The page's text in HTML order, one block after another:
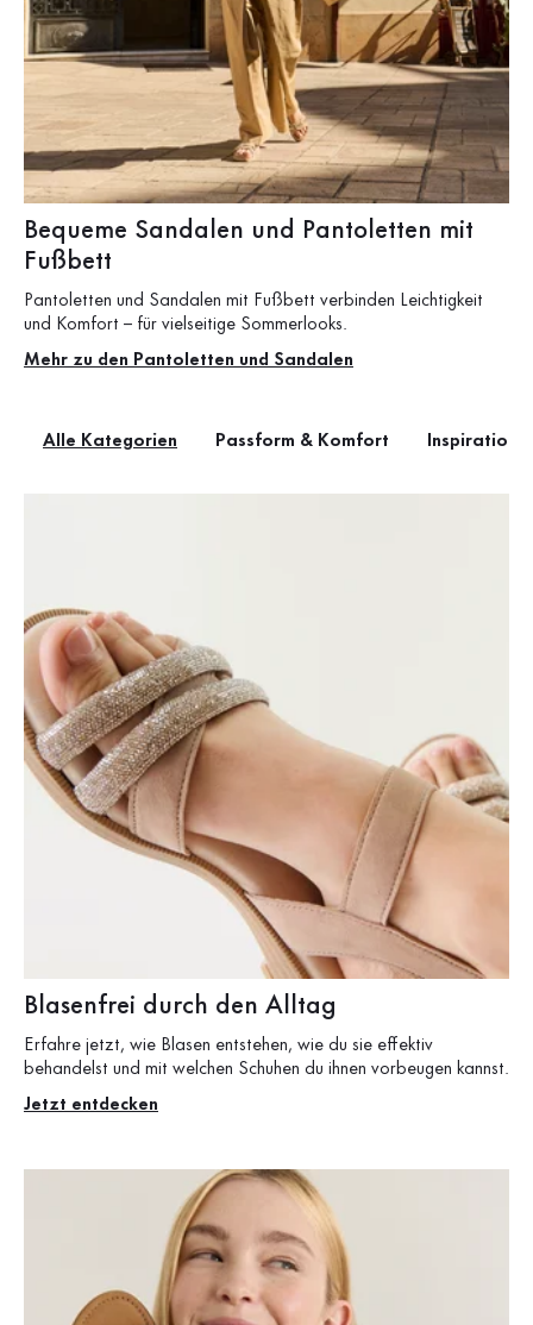
Bequeme Sandalen und Pantoletten mit
Fußbett
Pantoletten und Sandalen mit Fußbett verbinden Leichtigkeit
und Komfort – für vielseitige Sommerlooks.
Mehr zu den Pantoletten und Sandalen
Alle Kategorien Passform & Komfort Inspiration
Blasenfrei durch den Alltag
Erfahre jetzt, wie Blasen entstehen, wie du sie effektiv
behandelst und mit welchen Schuhen du ihnen vorbeugen kannst.
Jetzt entdecken